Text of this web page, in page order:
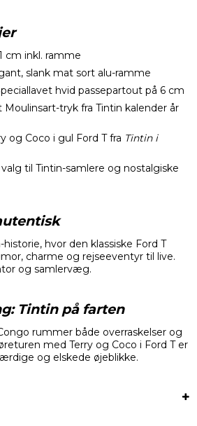
cm inkl. ramme
slank mat sort alu-ramme
hvid passepartout på 6 cm
tryk fra Tintin kalender år
og Coco i gul Ford T fra Tintin i
til Tintin-samlere og nostalgiske
hvor den klassiske Ford T
charme og rejseeventyr til live.
og samlervæg.
Tintin på farten
rummer både overraskelser og
med Terry og Coco i Ford T er
og elskede øjeblikke.